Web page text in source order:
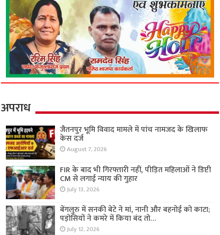
अपराध
जैतनपुर भूमि विवाद मामले में पांच नामजद के खिलाफ
केस दर्ज
August 7, 2026
FIR के बाद भी गिरफ्तारी नहीं, पीड़ित महिलाओं ने डिप्टी
CM से लगाई न्याय की गुहार
July 13, 2026
बेंगलुरु में सनकी बेटे ने मां, नानी और बहनोई को काटा;
पड़ोसियों ने कमरे में किया बंद तो…
July 12, 2026